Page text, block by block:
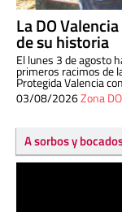
La DO
de su historia
El lunes 3 de agosto
primeros racimos de
Protegida Valencia
03/08/2026Zona DO
A sorbos y